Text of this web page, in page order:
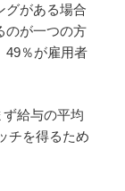
グがある場合
のが一つの方
49％が雇用者
給与の平均
チを得るため